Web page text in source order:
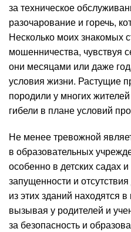
за техническое
разочарование и горечь,
Несколько моих знакомых
мошенничества, чувствуя
они месяцами или даже
условия жизни. Растущие
породили у многих
гибели в плане условий
Не менее тревожной
в образовательных
особенно в детских садах
запущенности и
из этих зданий находятся
вызывая у родителей и
за безопасность и